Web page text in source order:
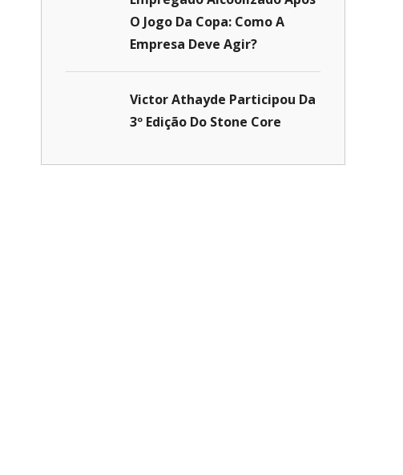
O Jogo Da Copa: Como A
Empresa Deve Agir?
Victor Athayde Participou Da
3º Edição Do Stone Core